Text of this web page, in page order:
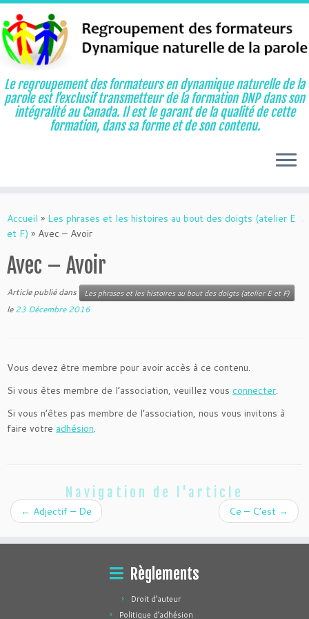
au
contenu
Le regroupement des formateurs en dynamique naturelle de la
parole est l’exclusif transmetteur de la formation DNP dans son
intégralité au Canada. Il est le garant de la qualité de cette
formation, dans sa forme et de son contenu.
Accueil » Les phrases et les histoires au bout des doigts (atelier E
et F) » Avec – Avoir
Avec – Avoir
Article publié dans Les phrases et les histoires au bout des doigts (atelier E et F)
le23 Décembre 2016
Vous devez être membre pour avoir accès à ce contenu.
Si vous êtes membre de l’association, veuillez vous connecter.
Si vous n’êtes pas membre de l’association, nous vous invitons à
faire votre adhésion.
Navigation de l'article
← Adjectif – De Ce – C’est →
Règlements
Droit d’auteur
Politique d’adhésion